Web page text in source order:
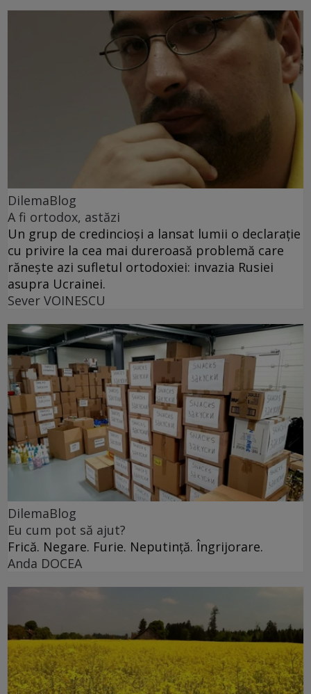
DilemaBlog
A fi ortodox, astăzi
Un grup de credincioși a lansat lumii o declarație
cu privire la cea mai dureroasă problemă care
rănește azi sufletul ortodoxiei: invazia Rusiei
asupra Ucrainei.
Sever VOINESCU
DilemaBlog
Eu cum pot să ajut?
Frică. Negare. Furie. Neputință. Îngrijorare.
Anda DOCEA